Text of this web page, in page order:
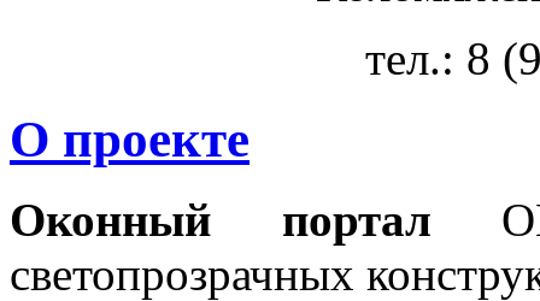
тел.: 8
О проекте
Оконный портал
светопрозрачных